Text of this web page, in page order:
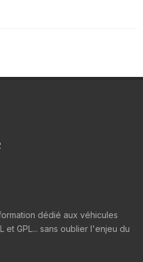
dédié aux véhicules
et GPL... sans oublier l'enjeu du